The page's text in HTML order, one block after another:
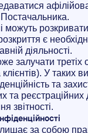
Постачальника.
можуть
є
діяльності.
залучати третіх
У таких
та
та
звітності.
за собою